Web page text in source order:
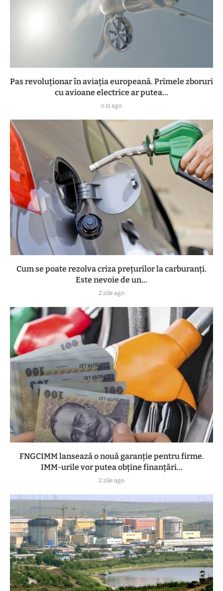
Pas revoluționar în aviația europeană. Primele zboruri
cu avioane electrice ar putea...
o zi ago
Cum se poate rezolva criza prețurilor la carburanți.
Este nevoie de un...
2 zile ago
FNGCIMM lansează o nouă garanție pentru firme.
IMM-urile vor putea obține finanțări...
2 zile ago